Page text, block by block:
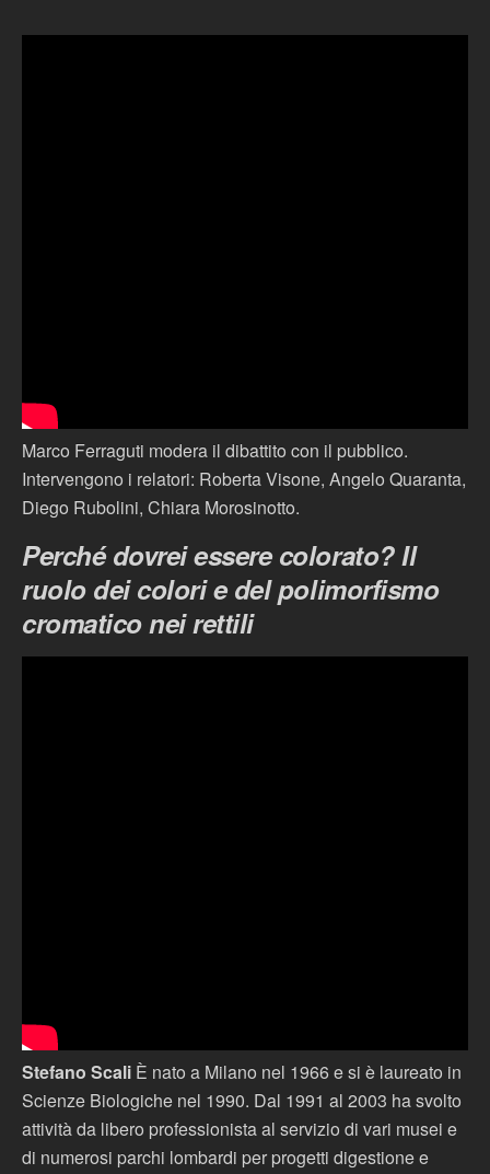
Marco Ferraguti modera il dibattito con il pubblico.
Intervengono i relatori: Roberta Visone, Angelo Quaranta,
Diego Rubolini, Chiara Morosinotto.
Perché dovrei essere colorato? Il
ruolo dei colori e del polimorfismo
cromatico nei rettili
Stefano Scali È nato a Milano nel 1966 e si è laureato in
Scienze Biologiche nel 1990. Dal 1991 al 2003 ha svolto
attività da libero professionista al servizio di vari musei e
di numerosi parchi lombardi per progetti digestione e